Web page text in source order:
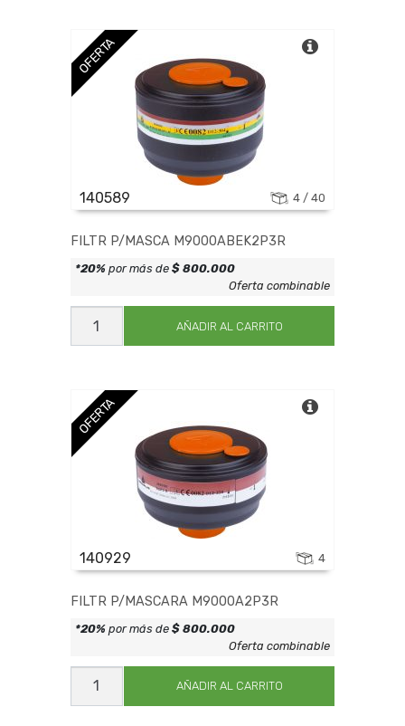
OFERTA
140589 4 / 40
FILTR P/MASCA M9000ABEK2P3R
FILTR
P/MASCA
M9000ABEK2P3R
AÑADIR AL CARRITO
*20%por más de $ 800.000
Oferta combinable
OFERTA
140929 4
FILTR P/MASCARA M9000A2P3R
FILTR
P/MASCARA
M9000A2P3R
AÑADIR AL CARRITO
*20%por más de $ 800.000
Oferta combinable